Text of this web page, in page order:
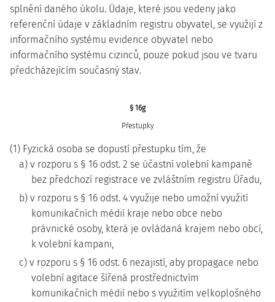
splnění daného úkolu. Údaje, které jsou vedeny jako
referenční údaje v základním registru obyvatel, se využijí z
informačního systému evidence obyvatel nebo
informačního systému cizinců, pouze pokud jsou ve tvaru
předcházejícím současný stav.
§ 16g
Přestupky
(1) Fyzická osoba se dopustí přestupku tím, že
a) v rozporu s § 16 odst. 2 se účastní volební kampaně
bez předchozí registrace ve zvláštním registru Úřadu,
b) v rozporu s § 16 odst. 4 využije nebo umožní využití
komunikačních médií kraje nebo obce nebo
právnické osoby, která je ovládaná krajem nebo obcí,
k volební kampani,
c) v rozporu s § 16 odst. 6 nezajistí, aby propagace nebo
volební agitace šířená prostřednictvím
komunikačních médií nebo s využitím velkoplošného